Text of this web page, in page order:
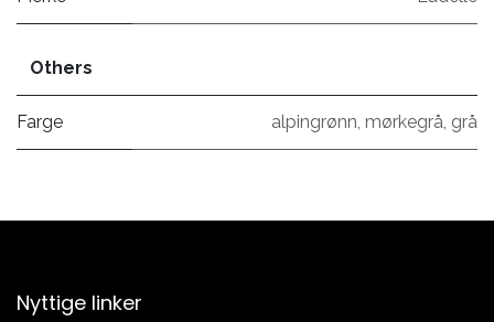
Others
Farge alpingrønn, mørkegrå, grå
Nyttige linker